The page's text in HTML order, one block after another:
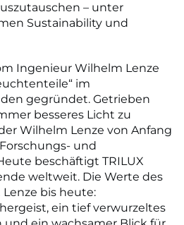
– unter
Sustainability und
Ingenieur Wilhelm Lenze
im
gegründet. Getrieben
besseres Licht zu
Wilhelm Lenze von Anfang
und
beschäftigt TRILUX
weltweit. Die Werte des
bis heute:
ein tief verwurzeltes